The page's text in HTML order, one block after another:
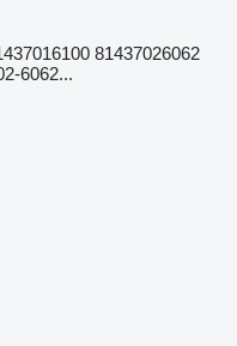
81437026062
6062...